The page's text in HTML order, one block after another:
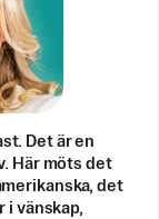
Det är en
Här möts det
det
i vänskap,